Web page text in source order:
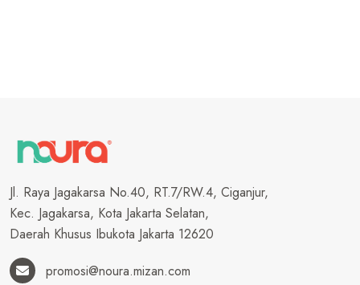
Jl. Raya Jagakarsa No.40, RT.7/RW.4, Ciganjur,
Kec. Jagakarsa, Kota Jakarta Selatan,
Daerah Khusus Ibukota Jakarta 12620
promosi@noura.mizan.com